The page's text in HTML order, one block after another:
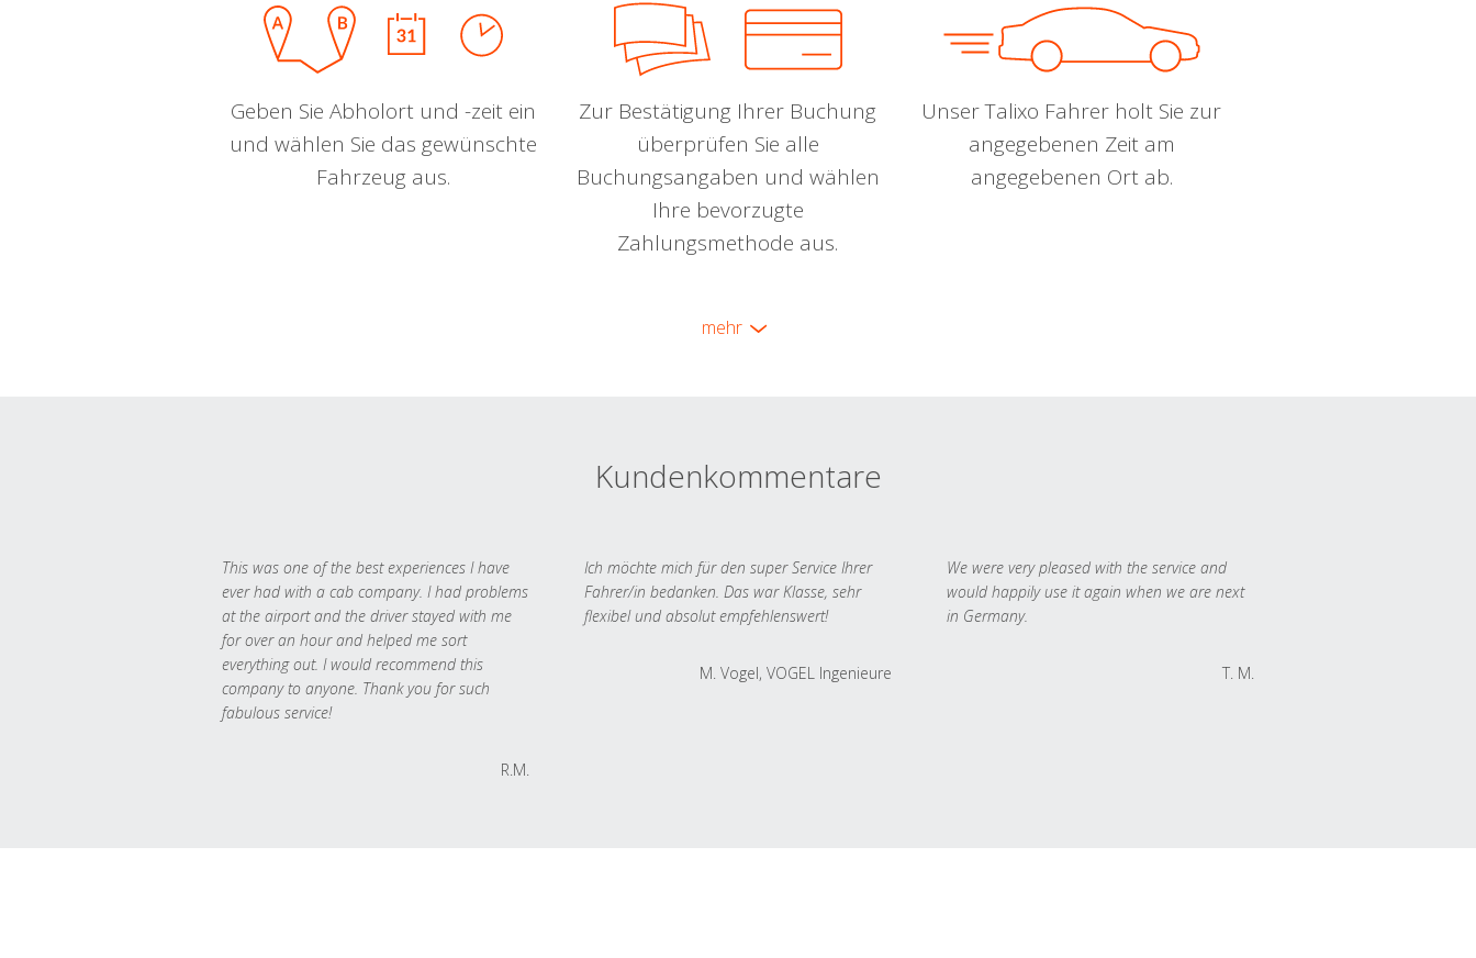
Geben Sie Abholort und -zeit ein
und wählen Sie das gewünschte
Fahrzeug aus.
Zur Bestätigung Ihrer Buchung
überprüfen Sie alle
Buchungsangaben und wählen
Ihre bevorzugte
Zahlungsmethode aus.
Unser Talixo Fahrer holt Sie zur
angegebenen Zeit am
angegebenen Ort ab.
mehr
Kundenkommentare
This was one of the best experiences I have
ever had with a cab company. I had problems
at the airport and the driver stayed with me
for over an hour and helped me sort
everything out. I would recommend this
company to anyone. Thank you for such
fabulous service!
R.M.
Ich möchte mich für den super Service Ihrer
Fahrer/in bedanken. Das war Klasse, sehr
flexibel und absolut empfehlenswert!
M. Vogel, VOGEL Ingenieure
We were very pleased with the service and
would happily use it again when we are next
in Germany.
T. M.